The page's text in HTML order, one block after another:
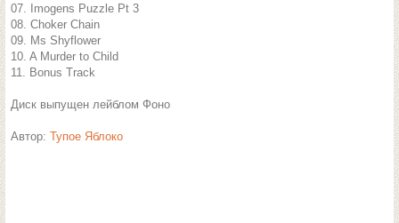
07. Imogens Puzzle Pt 3
08. Choker Chain
09. Ms Shyflower
10. A Murder to Child
11. Bonus Track
Диск выпущен лейблом Фоно
Автор: Тупое Яблоко